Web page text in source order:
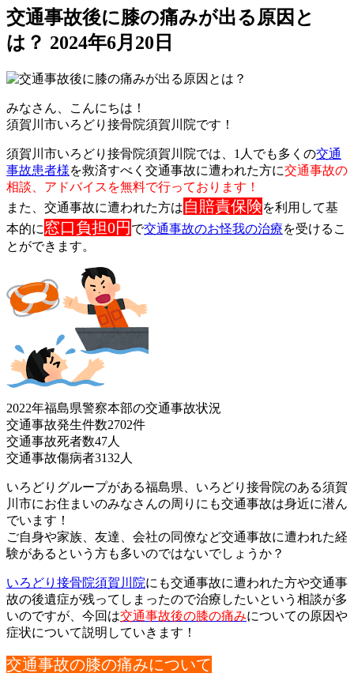
交通事故後に膝の痛みが出る原因と
は？ 2024年6月20日
みなさん、こんにちは！
須賀川市いろどり接骨院須賀川院です！
須賀川市いろどり接骨院須賀川院では、1人でも多くの交通
事故患者様を救済すべく交通事故に遭われた方に交通事故の
相談、 アドバイスを無料で行っております！
また、交通事故に遭われた方は自賠責保険を利用して基
本的に窓口負担0円 で交通事故のお怪我の治療を受けるこ
とができます。
2022年福島県警察本部の交通事故状況
交通事故発生件数2702件
交通事故死者数47人
交通事故傷病者3132人
いろどりグループがある福島県、いろどり接骨院のある須賀
川市にお住まいのみなさんの周りにも交通事故は身近に潜ん
でいます！
ご自身や家族、友達、会社の同僚など交通事故に遭われた経
験があるという方も多いのではないでしょうか？
いろどり接骨院須賀川院にも交通事故に遭われた方や交通事
故の後遺症が残ってしまったので治療したいという相談が多
いのですが、 今回は交通事故後の膝の痛みについての原因や
症状について説明していきます！
交通事故の膝の痛みについて